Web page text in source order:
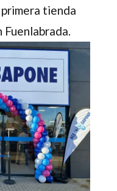
tienda
Fuenlabrada.